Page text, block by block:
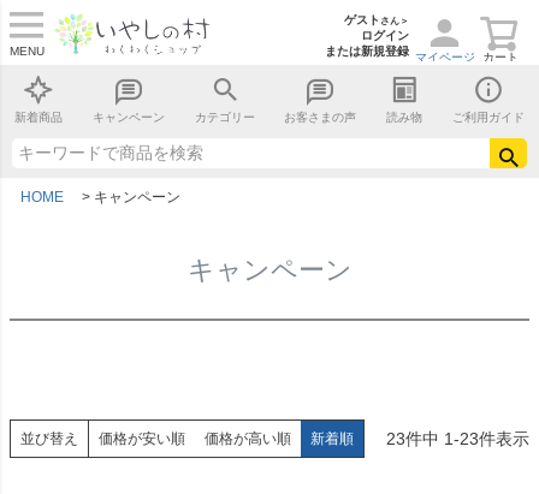
ゲスト さん＞
ログイン
または新規登録
カート
マイページ
MENU
新着商品 キャンペーン カテゴリー お客さまの声 読み物 ご利用ガイド
HOME キャンペーン
キャンペーン
並び替え 価格が安い順 価格が高い順 新着順 23件中 1-23件表示